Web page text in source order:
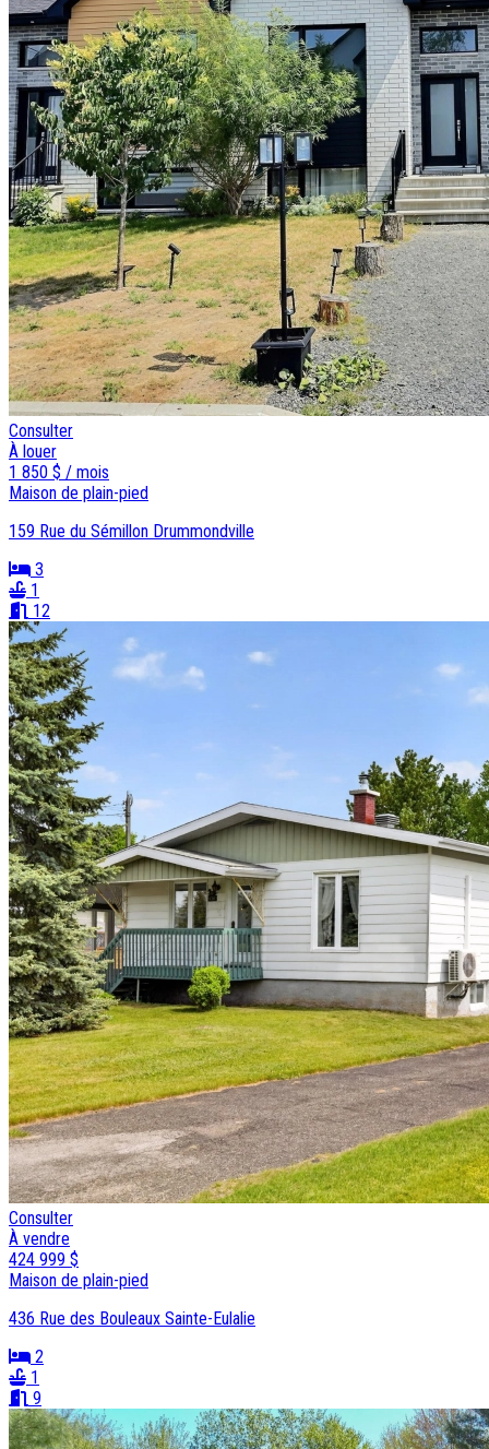
Consulter
À louer
1 850 $ / mois
Maison de plain-pied
159 Rue du Sémillon Drummondville
3
1
12
Consulter
À vendre
424 999 $
Maison de plain-pied
436 Rue des Bouleaux Sainte-Eulalie
2
1
9